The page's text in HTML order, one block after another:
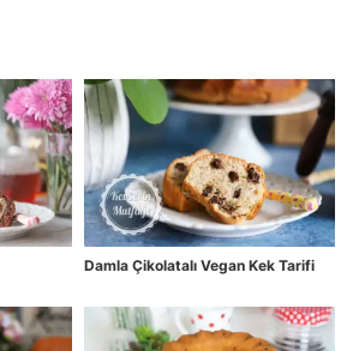
Damla Çikolatalı Vegan Kek Tarifi